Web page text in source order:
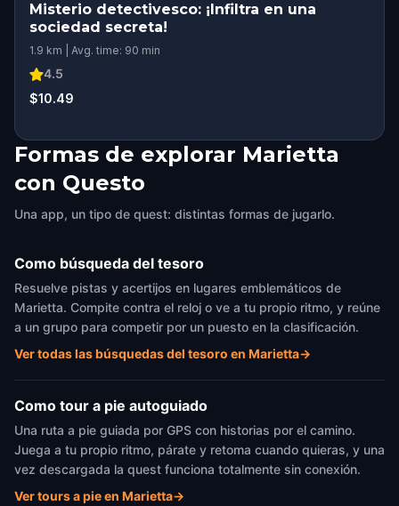
Misterio detectivesco: ¡Infiltra en una
sociedad secreta!
1.9 km | Avg. time: 90 min
4.5
$10.49
Formas de explorar Marietta
con Questo
Una app, un tipo de quest: distintas formas de jugarlo.
Como búsqueda del tesoro
Resuelve pistas y acertijos en lugares emblemáticos de
Marietta. Compite contra el reloj o ve a tu propio ritmo, y reúne
a un grupo para competir por un puesto en la clasificación.
Ver todas las búsquedas del tesoro en Marietta→
Como tour a pie autoguiado
Una ruta a pie guiada por GPS con historias por el camino.
Juega a tu propio ritmo, párate y retoma cuando quieras, y una
vez descargada la quest funciona totalmente sin conexión.
Ver tours a pie en Marietta→